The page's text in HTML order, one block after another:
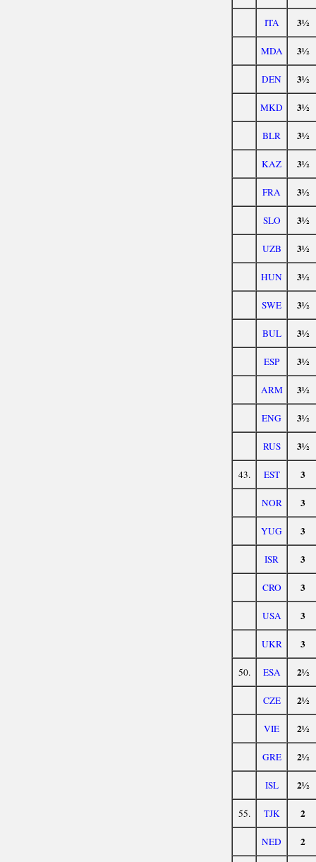
ITA 3½
MDA 3½
DEN 3½
MKD 3½
BLR 3½
KAZ 3½
FRA 3½
SLO 3½
UZB 3½
HUN 3½
SWE 3½
BUL 3½
ESP 3½
ARM 3½
ENG 3½
RUS 3½
43. EST 3
NOR 3
YUG 3
ISR 3
CRO 3
USA 3
UKR 3
50. ESA 2½
CZE 2½
VIE 2½
GRE 2½
ISL 2½
55. TJK 2
NED 2